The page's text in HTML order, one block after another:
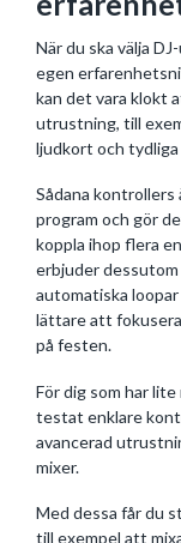
När du ska välja
egen
kan det vara klokt
utrustning, till
ljudkort och tydliga
Sådana kontrollers
program och gör
koppla ihop flera
erbjuder
automatiska
lättare att
på festen.
För dig som har
testat enklare
avancerad
mixer.
Med dessa får du
till exempel att